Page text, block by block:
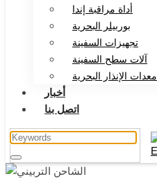
أداة مراقبة إندا
بوربيلر البحرية
تجهيزات السفينة
آلات سطح السفينة
معدات الإنذار البحرية
أخبار
اتصل بنا